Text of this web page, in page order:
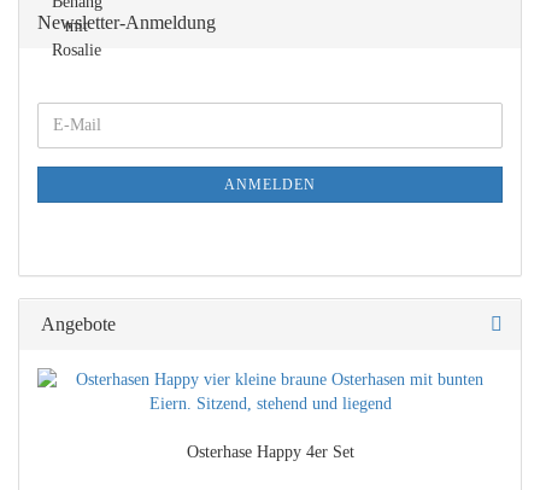
Newsletter-Anmeldung
E-
Mail
ANMELDEN
Angebote
Osterhase Happy 4er Set